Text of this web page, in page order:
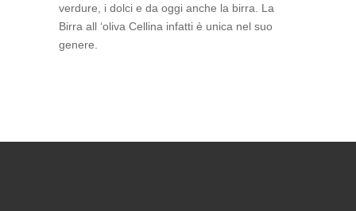
verdure, i dolci e da oggi anche la birra. La
Birra all ‘oliva Cellina infatti è unica nel suo
genere.